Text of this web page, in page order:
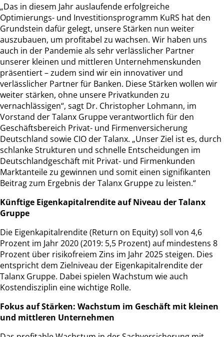
„Das in diesem Jahr auslaufende erfolgreiche
Optimierungs- und Investitionsprogramm KuRS hat den
Grundstein dafür gelegt, unsere Stärken nun weiter
auszubauen, um profitabel zu wachsen. Wir haben uns
auch in der Pandemie als sehr verlässlicher Partner
unserer kleinen und mittleren Unternehmenskunden
präsentiert – zudem sind wir ein innovativer und
verlässlicher Partner für Banken. Diese Stärken wollen wir
weiter stärken, ohne unsere Privatkunden zu
vernachlässigen“, sagt Dr. Christopher Lohmann, im
Vorstand der Talanx Gruppe verantwortlich für den
Geschäftsbereich Privat- und Firmenversicherung
Deutschland sowie CIO der Talanx. „Unser Ziel ist es, durch
schlanke Strukturen und schnelle Entscheidungen im
Deutschlandgeschäft mit Privat- und Firmenkunden
Marktanteile zu gewinnen und somit einen signifikanten
Beitrag zum Ergebnis der Talanx Gruppe zu leisten.“
Künftige Eigenkapitalrendite auf Niveau der Talanx
Gruppe
Die Eigenkapitalrendite (Return on Equity) soll von 4,6
Prozent im Jahr 2020 (2019: 5,5 Prozent) auf mindestens 8
Prozent über risikofreiem Zins im Jahr 2025 steigen. Dies
entspricht dem Zielniveau der Eigenkapitalrendite der
Talanx Gruppe. Dabei spielen Wachstum wie auch
Kostendisziplin eine wichtige Rolle.
Fokus auf Stärken: Wachstum im Geschäft mit kleinen
und mittleren Unternehmen